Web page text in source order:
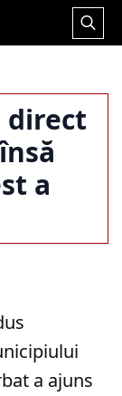
Search
direct
a
a ajuns